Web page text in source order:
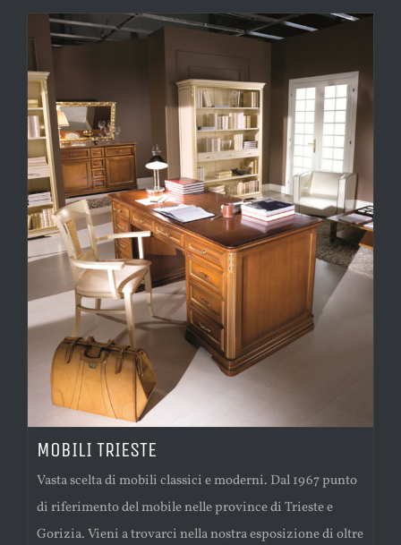
MOBILI TRIESTE
Vasta scelta di mobili classici e moderni. Dal 1967 punto
di riferimento del mobile nelle province di Trieste e
Gorizia. Vieni a trovarci nella nostra esposizione di oltre